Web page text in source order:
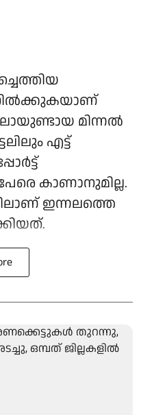
മിന്നൽ
എട്ട്
കാണാനുമില്ല.
ഇന്നലത്തെ